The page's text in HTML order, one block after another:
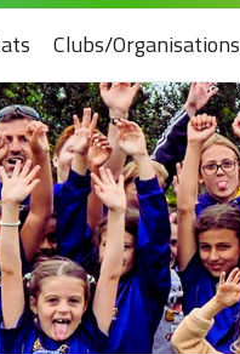
Clubs/Organisations